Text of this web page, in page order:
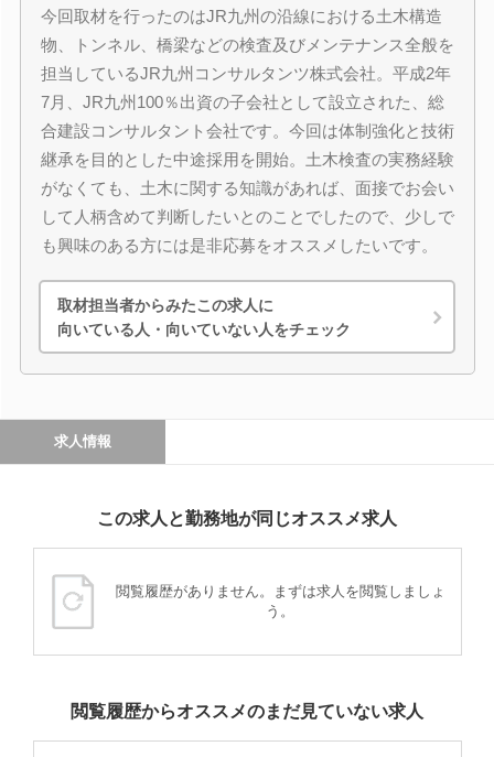
今回取材を行ったのはJR九州の沿線における土木構造
物、トンネル、橋梁などの検査及びメンテナンス全般を
担当しているJR九州コンサルタンツ株式会社。平成2年
7月、JR九州100％出資の子会社として設立された、総
合建設コンサルタント会社です。今回は体制強化と技術
継承を目的とした中途採用を開始。土木検査の実務経験
がなくても、土木に関する知識があれば、面接でお会い
して人柄含めて判断したいとのことでしたので、少しで
も興味のある方には是非応募をオススメしたいです。
取材担当者からみたこの求人に
向いている人・向いていない人をチェック
求人情報
この求人と勤務地が同じオススメ求人
閲覧履歴がありません。まずは求人を閲覧しましょ
う。
閲覧履歴からオススメのまだ見ていない求人